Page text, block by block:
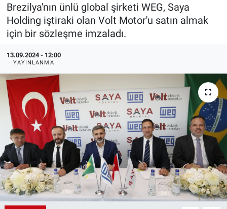
Brezilya'nın ünlü global şirketi WEG, Saya
Holding iştiraki olan Volt Motor'u satın almak
için bir sözleşme imzaladı.
13.09.2024 - 12:00
YAYINLANMA
EndüstriST
Enerjisini Üreten Fabrikalar
Ağır Sanayi Çözümleri